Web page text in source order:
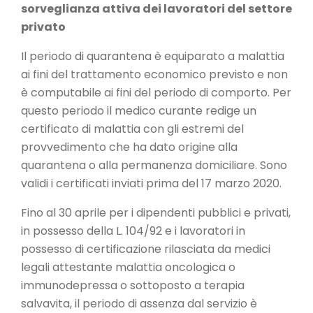
sorveglianza attiva dei lavoratori del settore
privato
Il periodo di quarantena è equiparato a malattia
ai fini del trattamento economico previsto e non
è computabile ai fini del periodo di comporto. Per
questo periodo il medico curante redige un
certificato di malattia con gli estremi del
provvedimento che ha dato origine alla
quarantena o alla permanenza domiciliare. Sono
validi i certificati inviati prima del 17 marzo 2020.
Fino al 30 aprile per i dipendenti pubblici e privati,
in possesso della L. 104/92 e i lavoratori in
possesso di certificazione rilasciata da medici
legali attestante malattia oncologica o
immunodepressa o sottoposto a terapia
salvavita, il periodo di assenza dal servizio è